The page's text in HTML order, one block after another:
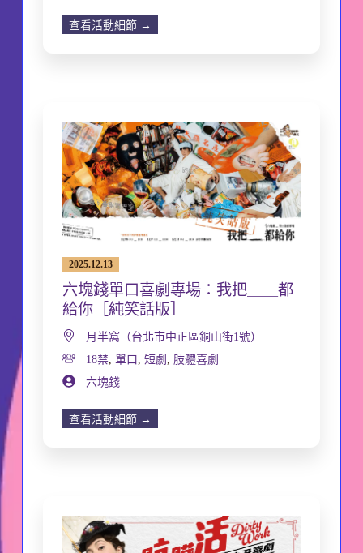
查看活動細節 →
2025.12.13
六塊錢單口喜劇專場：我把＿＿都
給你［純笑話版］
月半窩（台北市中正區銅山街1號）
18禁, 單口 短劇
肢體喜劇
六塊錢
查看活動細節 →